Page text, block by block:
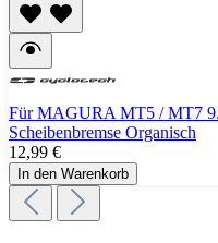
Für MAGURA MT5 / MT7
Scheibenbremse Organisch
12,99 €
In den Warenkorb